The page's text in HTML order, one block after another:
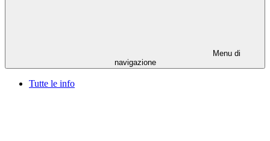
Menu di
navigazione
Tutte le info